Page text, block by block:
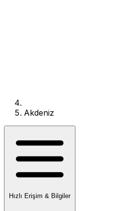
Akdeniz
Hızlı Erişim & Bilgiler